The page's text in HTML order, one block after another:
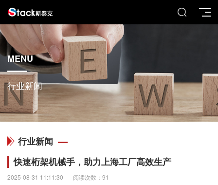
MENU
行业新闻
行业新闻
快速桁架机械手，助力上海工厂高效生产
2025-08-31 11:11:30 阅读次数：91